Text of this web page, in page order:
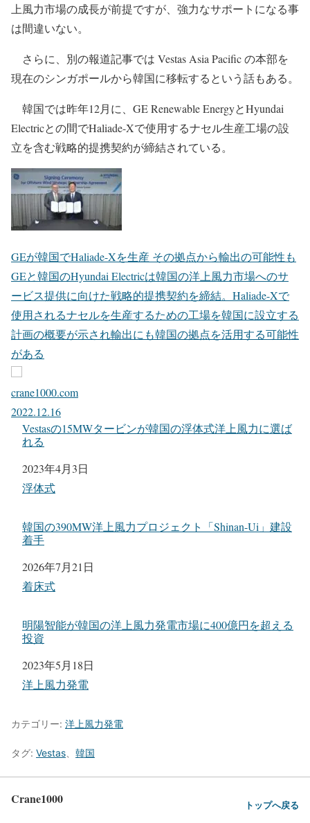
上風力市場の成長が前提ですが、強力なサポートになる事
は間違いない。
さらに、別の報道記事では Vestas Asia Pacific の本部を
現在のシンガポールから韓国に移転するという話もある。
韓国では昨年12月に、GE Renewable EnergyとHyundai
Electricとの間でHaliade-Xで使用するナセル生産工場の設
立を含む戦略的提携契約が締結されている。
GEが韓国でHaliade-Xを生産 その拠点から輸出の可能性も
GEと韓国のHyundai Electricは韓国の洋上風力市場へのサ
ービス提供に向けた戦略的提携契約を締結。Haliade-Xで
使用されるナセルを生産するための工場を韓国に設立する
計画の概要が示され輸出にも韓国の拠点を活用する可能性
がある
crane1000.com
2022.12.16
Vestasの15MWタービンが韓国の浮体式洋上風力に選ば
れる
日付
2023年4月3日
関連理由
浮体式
韓国の390MW洋上風力プロジェクト「Shinan-Ui」建設
着手
日付
2026年7月21日
関連理由
着床式
明陽智能が韓国の洋上風力発電市場に400億円を超える
投資
日付
2023年5月18日
関連理由
洋上風力発電
カテゴリー: 洋上風力発電
タグ: Vestas 韓国
Crane1000 トップへ戻る